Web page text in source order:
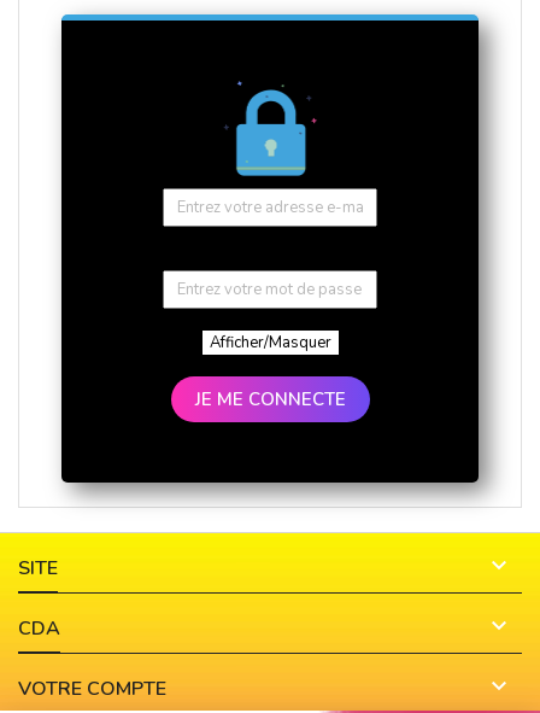
Afficher/Masquer
JE ME CONNECTE
SITE 
CDA 
VOTRE COMPTE 